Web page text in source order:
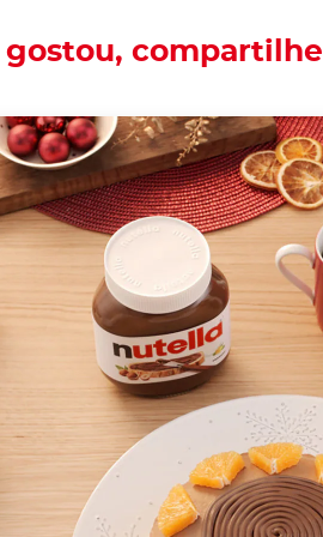
gostou, compartilhe​